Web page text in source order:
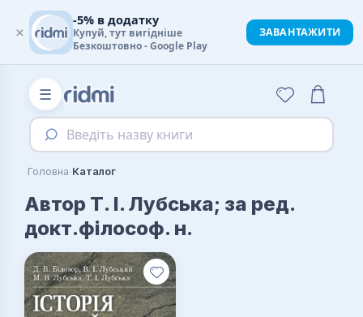
☰
Введіть назву книги
Головна›Каталог
Автор Т. І. Лубська; за ред.
докт.філософ. н.
×
-5% в додатку
Купуй, тут вигідніше
Безкоштовно - Google Play
ЗАВАНТАЖИТИ